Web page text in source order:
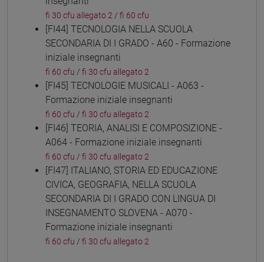
fi 30 cfu allegato 2 / fi 60 cfu
[FI44] TECNOLOGIA NELLA SCUOLA
SECONDARIA DI I GRADO - A60 - Formazione
iniziale insegnanti
fi 60 cfu / fi 30 cfu allegato 2
[FI45] TECNOLOGIE MUSICALI - A063 -
Formazione iniziale insegnanti
fi 60 cfu / fi 30 cfu allegato 2
[FI46] TEORIA, ANALISI E COMPOSIZIONE -
A064 - Formazione iniziale insegnanti
fi 60 cfu / fi 30 cfu allegato 2
[FI47] ITALIANO, STORIA ED EDUCAZIONE
CIVICA, GEOGRAFIA, NELLA SCUOLA
SECONDARIA DI I GRADO CON LINGUA DI
INSEGNAMENTO SLOVENA - A070 -
Formazione iniziale insegnanti
fi 60 cfu / fi 30 cfu allegato 2